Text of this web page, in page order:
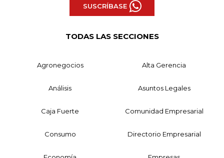
SUSCRÍBASE
TODAS LAS SECCIONES
Agronegocios Alta Gerencia
Análisis Asuntos Legales
Caja Fuerte Comunidad Empresarial
Consumo Directorio Empresarial